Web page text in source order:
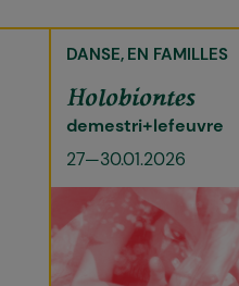
DANSE EN FAMILLES
Holobiontes
demestri+lefeuvre
27—30.01.2026